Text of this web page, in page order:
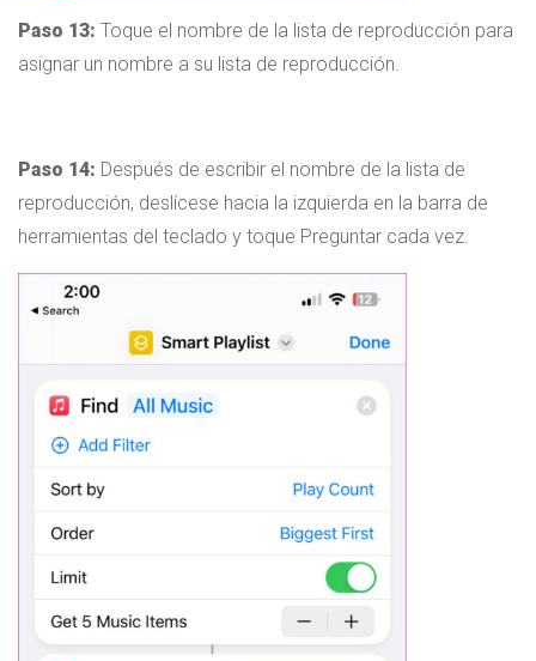
Paso 13: Toque el nombre de la lista de reproducción para
asignar un nombre a su lista de reproducción.
Paso 14: Después de escribir el nombre de la lista de
reproducción, deslícese hacia la izquierda en la barra de
herramientas del teclado y toque Preguntar cada vez.